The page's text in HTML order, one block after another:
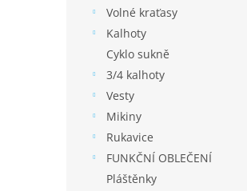
Volné kraťasy
Kalhoty
Cyklo sukně
3/4 kalhoty
Vesty
Mikiny
Rukavice
FUNKČNÍ OBLEČENÍ
Pláštěnky